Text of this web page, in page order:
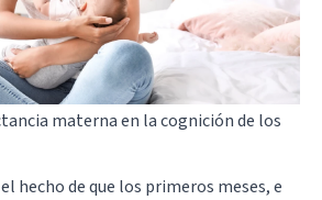
materna en la cognición de los
hecho de que los primeros meses, e